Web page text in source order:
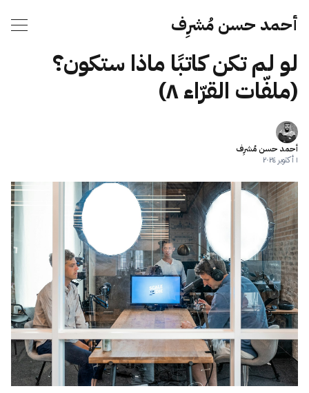
أحمد حسن مُشرِف
لو لم تكن كاتبًا ماذا ستكون؟
(ملفّات القرّاء ٨)
أحمد حسن مُشرِف
١ أكتوبر ٢٠٢٤